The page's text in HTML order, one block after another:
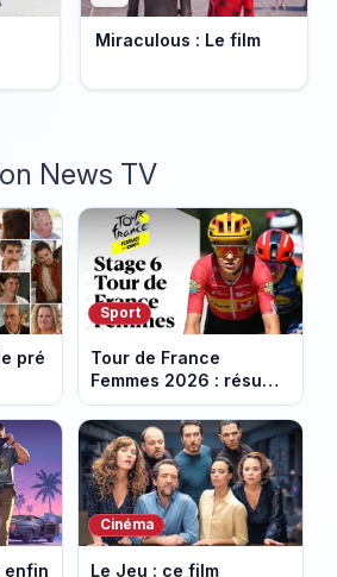
Miraculous : Le film
News TV
pré
Sport
Tour de France
Femmes 2026 : résumé
vidéo de la 6e étape
entre Montbrison et
Tournon-sur-Rhône
enfin
Cinéma
Le Jeu : ce film